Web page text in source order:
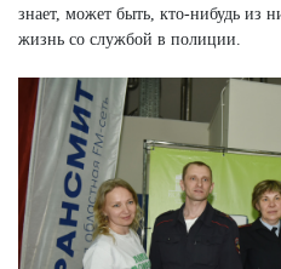
знает, может быть, кто-нибудь из
жизнь со службой в полиции.